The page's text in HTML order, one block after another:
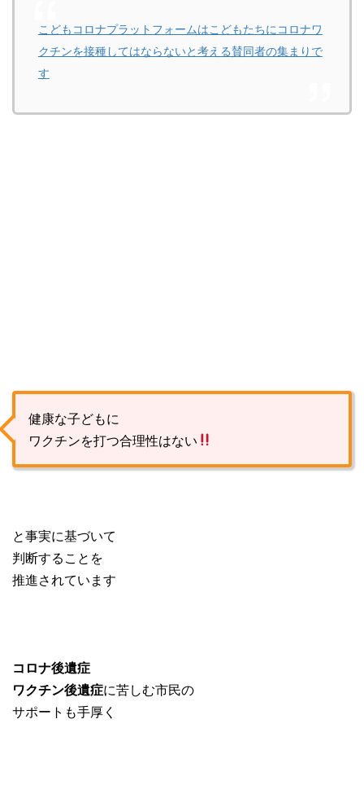
こどもコロナプラットフォームはこどもたちにコロナワ
クチンを接種してはならないと考える賛同者の集まりで
す
健康な子どもに
ワクチンを打つ合理性はない
と事実に基づいて
判断することを
推進されています
コロナ後遺症
ワクチン後遺症に苦しむ市民の
サポートも手厚く